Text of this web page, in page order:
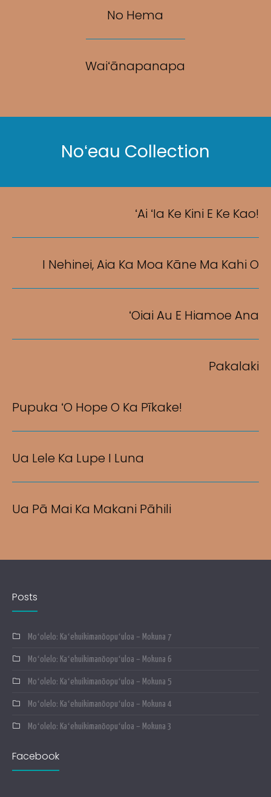
No Hema
Waiʻānapanapa
Noʻeau Collection
ʻAi ʻIa Ke Kini E Ke Kao!
I Nehinei, Aia Ka Moa Kāne Ma Kahi O
ʻOiai Au E Hiamoe Ana
Pakalaki
Pupuka ʻO Hope O Ka Pīkake!
Ua Lele Ka Lupe I Luna
Ua Pā Mai Ka Makani Pāhili
Posts
Moʻolelo: Kaʻehuikimanōopuʻuloa – Mokuna 7
Moʻolelo: Kaʻehuikimanōopuʻuloa – Mokuna 6
Moʻolelo: Kaʻehuikimanōopuʻuloa – Mokuna 5
Moʻolelo: Kaʻehuikimanōopuʻuloa – Mokuna 4
Moʻolelo: Kaʻehuikimanōopuʻuloa – Mokuna 3
Facebook